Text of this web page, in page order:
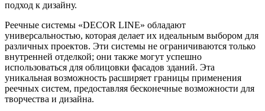
подход к дизайну.
Реечные системы «DECOR LINE» обладают
универсальностью, которая делает их идеальным выбором для
различных проектов. Эти системы не ограничиваются только
внутренней отделкой; они также могут успешно
использоваться для облицовки фасадов зданий. Эта
уникальная возможность расширяет границы применения
реечных систем, предоставляя бесконечные возможности для
творчества и дизайна.